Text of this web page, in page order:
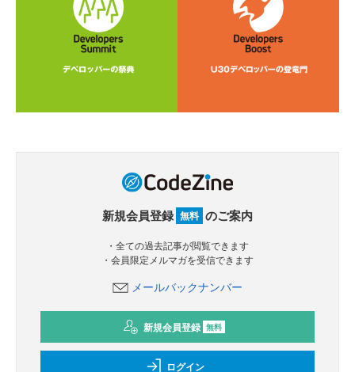
新規会員登録 無料 のご案内
・全ての過去記事が閲覧できます
・会員限定メルマガを受信できます
メールバックナンバー
新規会員登録 無料
ログイン